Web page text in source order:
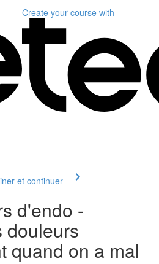
Create your course with
et continuer
d'endo -
douleurs
quand on a mal